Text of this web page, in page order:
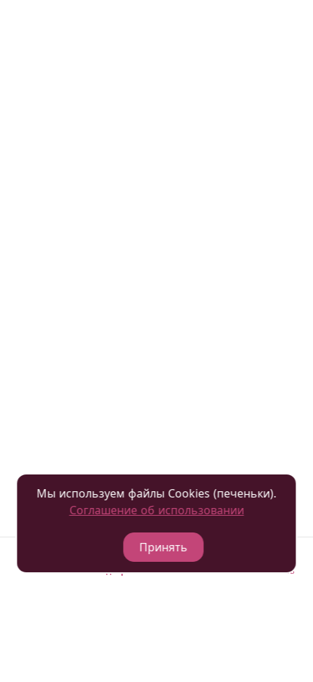
Отели Подобрать Гостевая книга Позвонить
Мы используем файлы Cookies (печеньки).
Соглашение об использовании
Принять